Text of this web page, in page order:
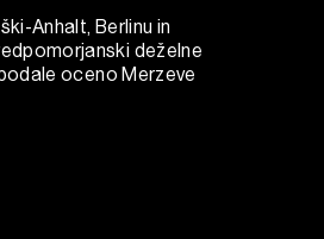
Anhalt, Berlinu in
deželne
oceno Merzeve